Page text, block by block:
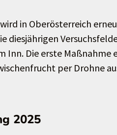
in Oberösterreich
diesjährigen
Inn. Die erste Maßnahme
per Drohne
2025